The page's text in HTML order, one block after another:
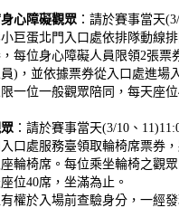
心障礙觀眾 ：請於賽事當天
巨蛋北門入口處依排隊動線
每位身心障礙人員限領2張票
)，並依據票券從入口處進場
一位一般觀眾陪同，每天座
：請於賽事當天(3/10、
入口處服務臺領取輪椅席票券
輪椅席。每位乘坐輪椅之觀
位40席，坐滿為止。
權於入場前查驗身分，一經